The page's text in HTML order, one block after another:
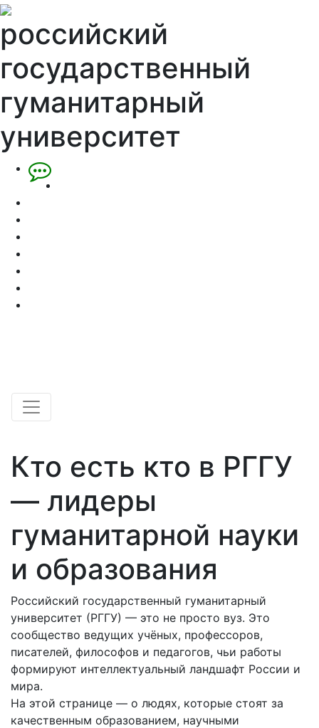
российский
государственный
гуманитарный
университет
Кто есть кто в РГГУ
— лидеры
гуманитарной науки
и образования
Российский государственный гуманитарный
университет (РГГУ) — это не просто вуз. Это
сообщество ведущих учёных, профессоров,
писателей, философов и педагогов, чьи работы
формируют интеллектуальный ландшафт России и
мира.
На этой странице — о людях, которые стоят за
качественным образованием, научными